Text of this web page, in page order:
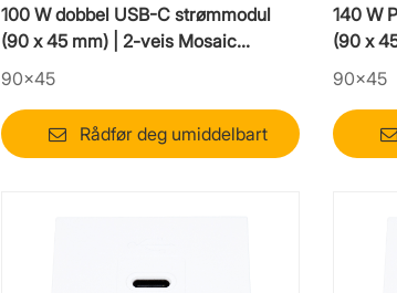
100 W dobbel USB-C strømmodul
(90 x 45 mm) | 2-veis Mosaic
høyeffektslader
90×45
Rådfør deg umiddelbart
140 W
(90 x
innsats
90×45